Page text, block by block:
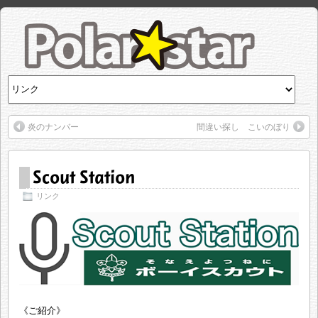
炎のナンバー 間違い探し こいのぼり
Scout Station
リンク
《ご紹介》